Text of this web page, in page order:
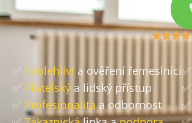
✅ Spolehliví a ověření řemeslníci
✅ Přátelský a lidský přístup
✅ Profesionalitaa odbornost
✅